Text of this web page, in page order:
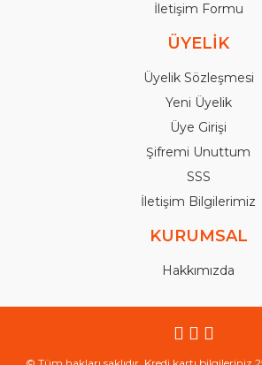
İletişim Formu
ÜYELİK
Üyelik Sözleşmesi
Yeni Üyelik
Üye Girişi
Şifremi Unuttum
SSS
İletişim Bilgilerimiz
KURUMSAL
Hakkımızda